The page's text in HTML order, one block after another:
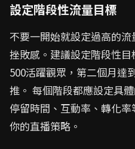
設定階段性流量目標
不要一開始就設定過高的
挫敗感。建議設定階段性
500活躍觀眾，第二個月達
推。 每個階段都應設定具
停留時間、互動率、轉化
你的直播策略。